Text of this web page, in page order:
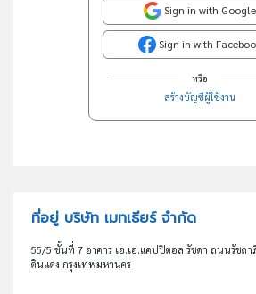
Sign in with Google
Sign in with
หรือ
สร้างบัญชีผู้ใช้งาน
ที่อยู่ บริษัท เมทเธียร์ จำกัด
55/5 ชั้นที่ 7 อาคาร เอ.เอ.แคปปิตอล รัชดา ถนนรัชดา
ดินแดง กรุงเทพมหานคร